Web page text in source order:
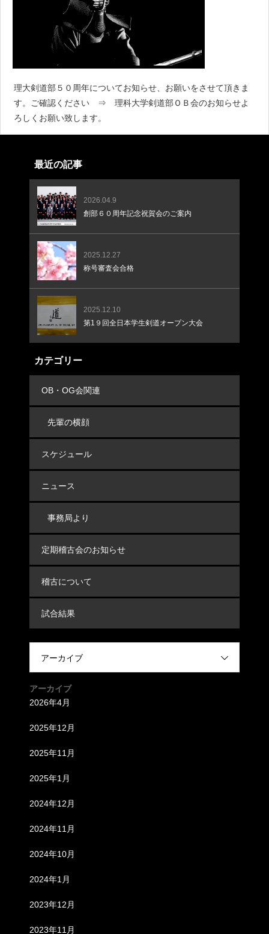
理大剣道部５０周年についてお知らせ、お願いをさせて頂きま
す。ご確認ください ⇒ 理科大学剣道部ＯＢ会のお知らせよ
ろしくお願い致します。
最近の記事
2026.04.9
創部６０周年記念祝賀会のご案内
2025.12.27
称号審査会合格
2025.12.10
第1９回全日本学生剣道オープン大会
カテゴリー
OB・OG会関連
先輩の横顔
スケジュール
ニュース
事務局より
定期稽古会のお知らせ
稽古について
試合結果
アーカイブ
アーカイブ
2026年4月
2025年12月
2025年11月
2025年1月
2024年12月
2024年11月
2024年10月
2024年1月
2023年12月
2023年11月